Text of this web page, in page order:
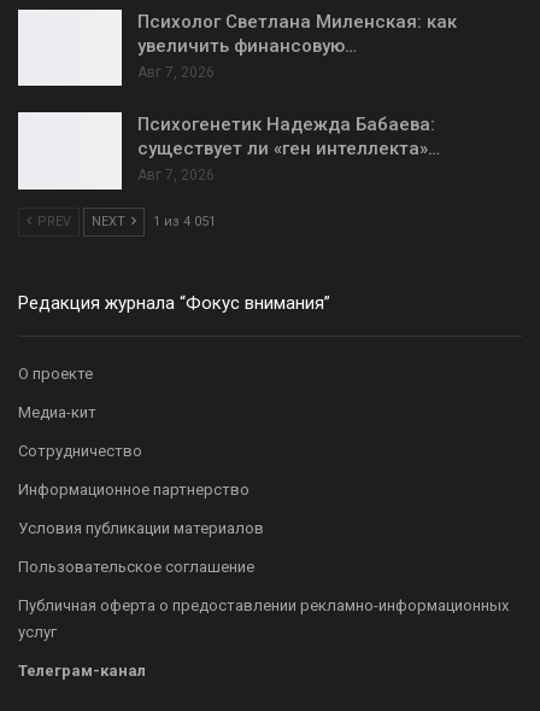
Психолог Светлана Миленская: как
увеличить финансовую…
Авг 7, 2026
Психогенетик Надежда Бабаева:
существует ли «ген интеллекта»…
Авг 7, 2026
PREV NEXT 1 из 4 051
Редакция журнала “Фокус внимания”
О проекте
Медиа-кит
Сотрудничество
Информационное партнерство
Условия публикации материалов
Пользовательское соглашение
Публичная оферта о предоставлении рекламно-информационных
услуг
Телеграм-канал